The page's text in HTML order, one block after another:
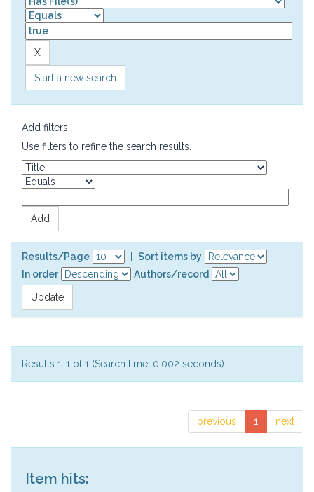
Start a new search
Add filters:
Use filters to refine the search results.
Results/Page
Sort items by
In order
Authors/record
Results 1-1 of 1 (Search time: 0.002 seconds).
previous 1 next
Item hits: